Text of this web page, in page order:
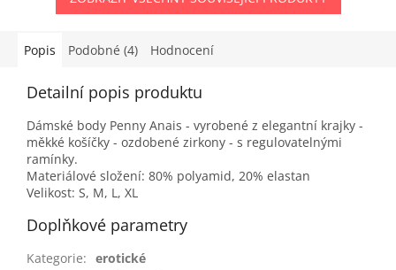
Popis Podobné (4) Hodnocení
Detailní popis produktu
Dámské body Penny Anais - vyrobené z elegantní krajky -
měkké košíčky - ozdobené zirkony - s regulovatelnými
ramínky.
Materiálové složení: 80% polyamid, 20% elastan
Velikost: S, M, L, XL
Doplňkové parametry
Kategorie: erotické